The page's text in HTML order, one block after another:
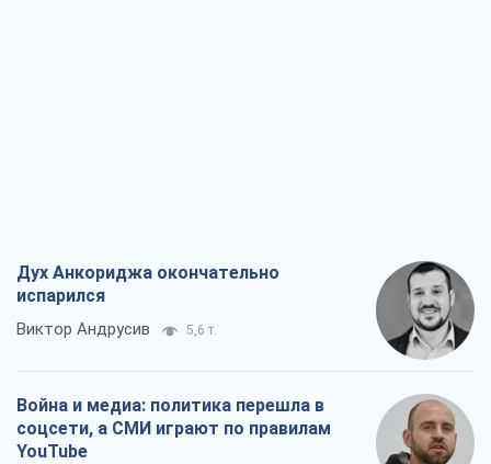
Дух Анкориджа окончательно
испарился
Виктор Андрусив 5,6 т.
Война и медиа: политика перешла в
соцсети, а СМИ играют по правилам
YouTube